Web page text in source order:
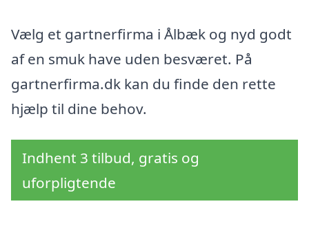
Vælg et gartnerfirma i Ålbæk og nyd godt
af en smuk have uden besværet. På
gartnerfirma.dk kan du finde den rette
hjælp til dine behov.
Indhent 3 tilbud, gratis og
uforpligtende